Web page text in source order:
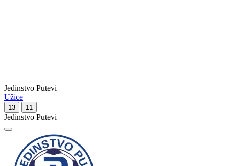
Jedinstvo Putevi
Užice
13 11
Jedinstvo Putevi